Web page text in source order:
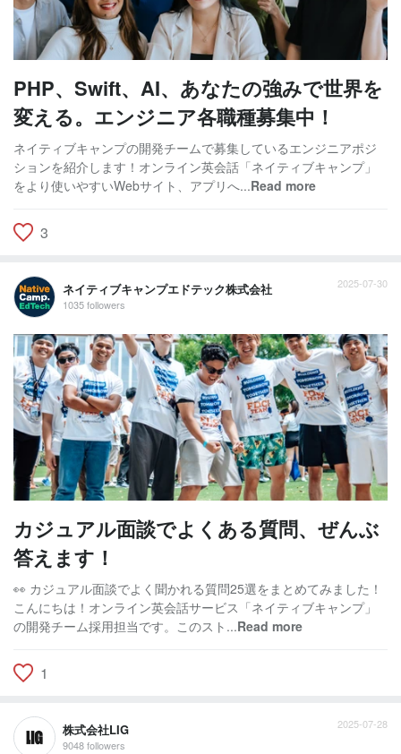
PHP、Swift、AI、あなたの強みで世界を
変える。エンジニア各職種募集中！
ネイティブキャンプの開発チームで募集しているエンジニアポジ
ションを紹介します！オンライン英会話「ネイティブキャンプ」
をより使いやすいWebサイト、アプリへ...Read more
3
ネイティブキャンプエドテック株式会社
1035 followers
2025-07-30
カジュアル面談でよくある質問、ぜんぶ
答えます！
👀 カジュアル面談でよく聞かれる質問25選をまとめてみました！
こんにちは！オンライン英会話サービス「ネイティブキャンプ」
の開発チーム採用担当です。このスト...Read more
1
株式会社LIG
9048 followers
2025-07-28